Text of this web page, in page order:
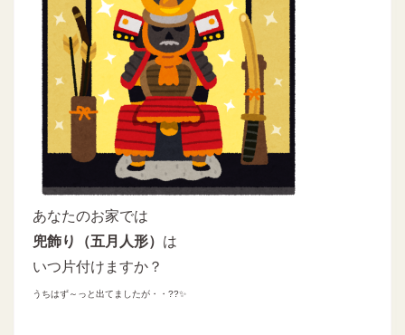
あなたのお家では
兜飾り（五月人形） は
いつ片付けますか？
うちはず～っと出てましたが・・??✨